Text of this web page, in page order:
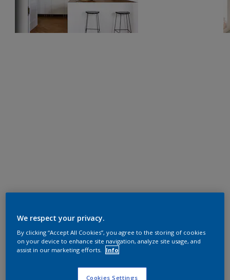
We respect your privacy.
By clicking “Accept All Cookies”, you agree to the storing of cookies
on your device to enhance site navigation, analyze site usage, and
assist in our marketing efforts.
Info
Cookies Settings